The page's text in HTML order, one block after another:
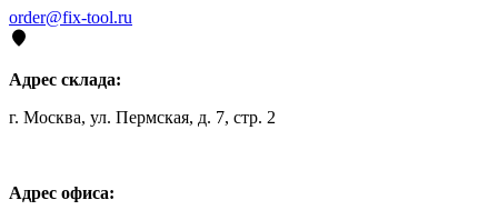
order@fix-tool.ru
Адрес склада:
г. Москва, ул. Пермская, д. 7, стр. 2
Адрес офиса: